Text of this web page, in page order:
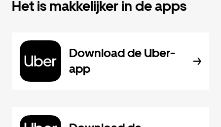
Het is makkelijker in de apps
Download de Uber-
app